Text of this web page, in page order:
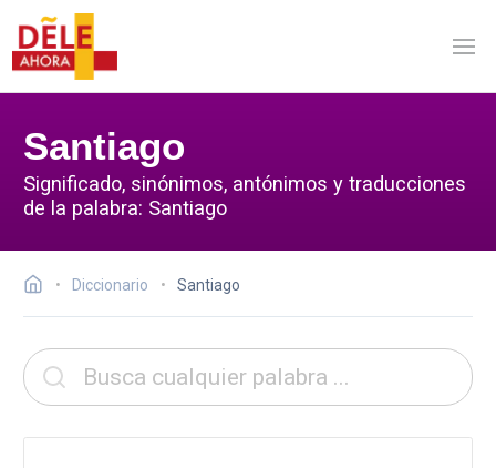
Santiago
Significado, sinónimos, antónimos y traducciones
de la palabra: Santiago
Diccionario Santiago